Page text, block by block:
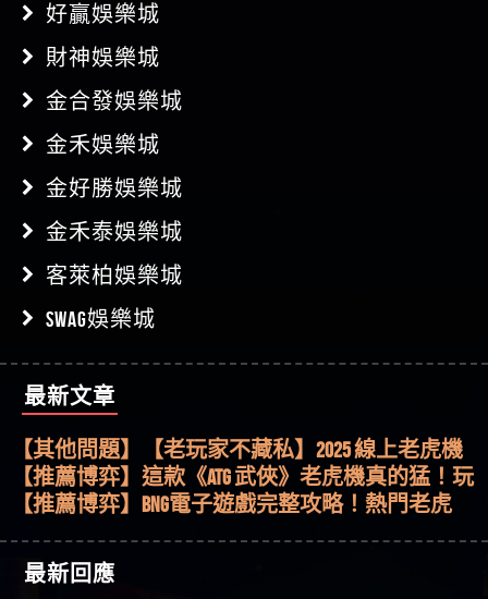
好贏娛樂城
財神娛樂城
金合發娛樂城
金禾娛樂城
金好勝娛樂城
金禾泰娛樂城
客萊柏娛樂城
SWAG娛樂城
最新文章
【其他問題】用理性數據指路，開啟你的高回報
娛樂之旅
【其他問題】【老玩家不藏私】2025 線上老虎機
這樣挑！RTP、波動率和平台安全的全攻略！
【推薦博弈】這款《ATG 武俠》老虎機真的猛！玩
過才知道什麼叫超過3萬種中獎方式！
【推薦博弈】BNG電子遊戲完整攻略！熱門老虎
51,000倍數玩法攻略，輕鬆稱霸老虎機！
【其他問題】「拆解力智投資詐騙套路緊急追討
賴zg369」力智投資是不是詐騙 力智投資是真的嗎
【其他問題】 【遇天盛商行詐騙追回資金賴
最新回應
【傑】推代理真的好相處